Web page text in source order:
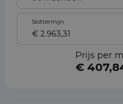
Slottermijn
Prijs per
€